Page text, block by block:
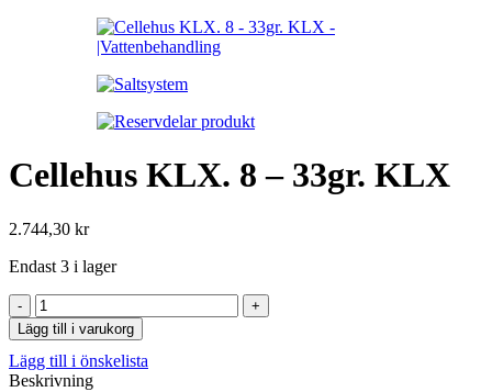
Cellehus KLX. 8 – 33gr. KLX
2.744,30 kr
Endast 3 i lager
Cellehus
KLX.
8
-
33gr.
Lägg till i varukorg
Lägg till i önskelista
Beskrivning